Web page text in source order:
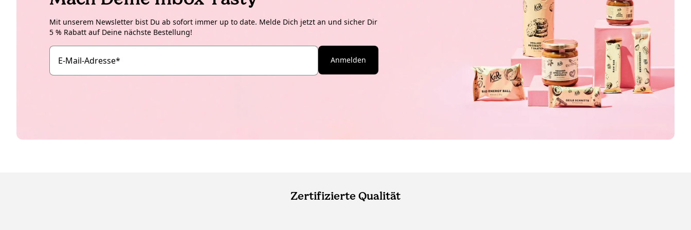
Mit unserem Newsletter bist Du ab sofort immer up to date. Melde Dich jetzt an und sicher Dir
5 % Rabatt auf Deine nächste Bestellung!
E-Mail-Adresse* Anmelden
Zertifizierte Qualität